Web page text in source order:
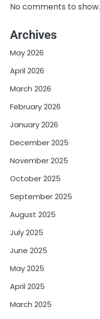
No comments to show.
Archives
May 2026
April 2026
March 2026
February 2026
January 2026
December 2025
November 2025
October 2025
September 2025
August 2025
July 2025
June 2025
May 2025
April 2025
March 2025